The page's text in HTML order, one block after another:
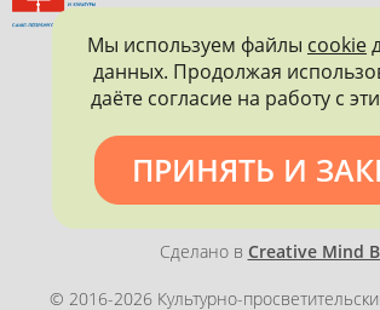
Политика
Сделано в Creative Mind
© 2016-2026 Культурно-
Мы используем файлы cookie
данных. Продолжая
даёте согласие на работу с
ПРИНЯТЬ И